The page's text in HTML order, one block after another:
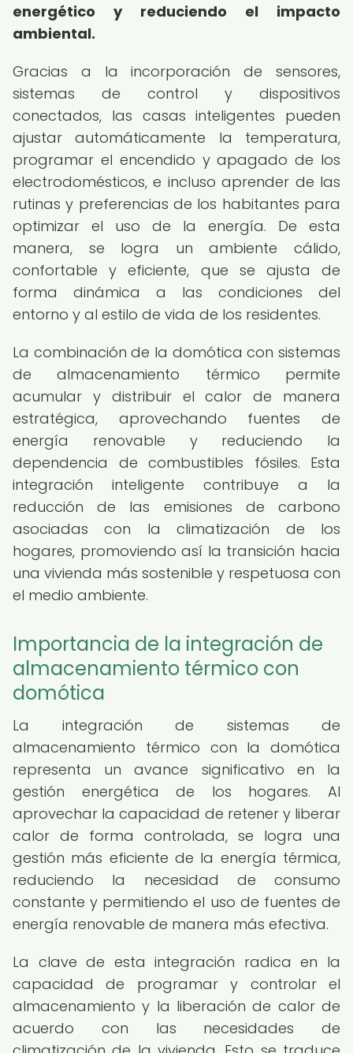
energético y reduciendo el impacto
ambiental.
Gracias a la incorporación de sensores,
sistemas de control y dispositivos
conectados, las casas inteligentes pueden
ajustar automáticamente la temperatura,
programar el encendido y apagado de los
electrodomésticos, e incluso aprender de las
rutinas y preferencias de los habitantes para
optimizar el uso de la energía. De esta
manera, se logra un ambiente cálido,
confortable y eficiente, que se ajusta de
forma dinámica a las condiciones del
entorno y al estilo de vida de los residentes.
La combinación de la domótica con sistemas
de almacenamiento térmico permite
acumular y distribuir el calor de manera
estratégica, aprovechando fuentes de
energía renovable y reduciendo la
dependencia de combustibles fósiles. Esta
integración inteligente contribuye a la
reducción de las emisiones de carbono
asociadas con la climatización de los
hogares, promoviendo así la transición hacia
una vivienda más sostenible y respetuosa con
el medio ambiente.
Importancia de la integración de
almacenamiento térmico con
domótica
La integración de sistemas de
almacenamiento térmico con la domótica
representa un avance significativo en la
gestión energética de los hogares. Al
aprovechar la capacidad de retener y liberar
calor de forma controlada, se logra una
gestión más eficiente de la energía térmica,
reduciendo la necesidad de consumo
constante y permitiendo el uso de fuentes de
energía renovable de manera más efectiva.
La clave de esta integración radica en la
capacidad de programar y controlar el
almacenamiento y la liberación de calor de
acuerdo con las necesidades de